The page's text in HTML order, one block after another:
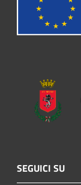
SEGUICI SU